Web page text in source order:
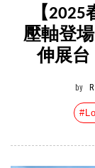
【
壓軸登
伸展台
by